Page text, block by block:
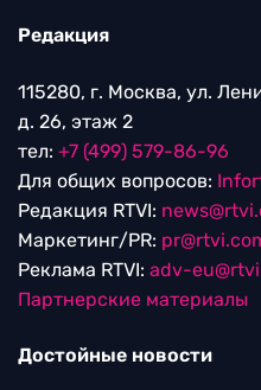
Редакция
115280, г. Москва, ул.
д. 26, этаж 2
тел: +7 (499) 579-86-96
Для общих вопросов:
Редакция RTVI:
Маркетинг/PR:
Реклама RTVI: adv-
Партнерские материалы
Достойные новости